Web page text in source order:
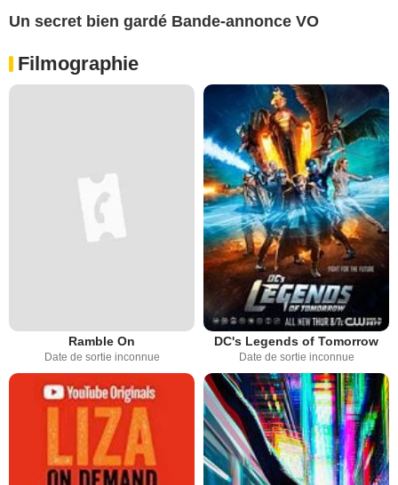
Un secret bien gardé Bande-annonce VO
Filmographie
Ramble On
Date de sortie inconnue
DC's Legends of Tomorrow
Date de sortie inconnue